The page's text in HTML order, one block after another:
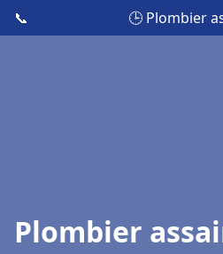
📞 🕒 Plombier
Plombier